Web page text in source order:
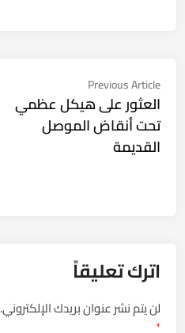
تصفّح
المقالات
Previous Article
article:
العثور على هيكل عظمي
تحت أنقاض الموصل
القديمة
اترك تعليقاً
لن يتم نشر عنوان بريدك الإلكتروني.
*